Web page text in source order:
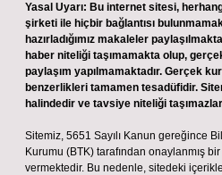
Yasal Uyarı: Bu internet sitesi,
şirketi ile hiçbir bağlantısı
hazırladığımız makaleler
haber niteliği taşımamakta olup,
paylaşım yapılmamaktadır. Gerçek
benzerlikleri tamamen tesadüfidir.
halindedir ve tavsiye niteliği
Sitemiz, 5651 Sayılı Kanun gereğince
Kurumu (BTK) tarafından onaylanmış
vermektedir. Bu nedenle, sitedeki